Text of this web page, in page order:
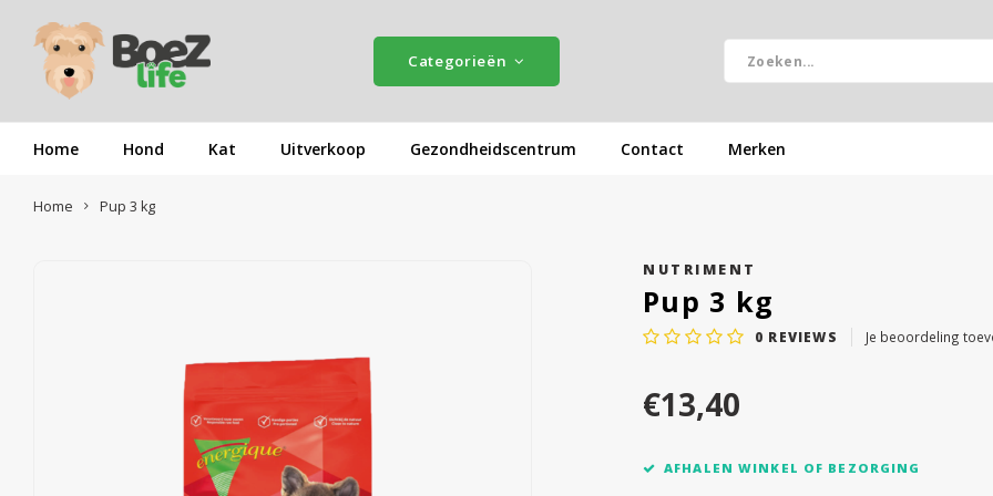
Categorieën
Home Hond Kat Uitverkoop Gezondheidscentrum Contact Merken
Home Pup 3 kg
NUTRIMENT
Pup 3 kg
0 REVIEWS Je beoordeling
€13,40
AFHALEN WINKEL OF BEZORGING